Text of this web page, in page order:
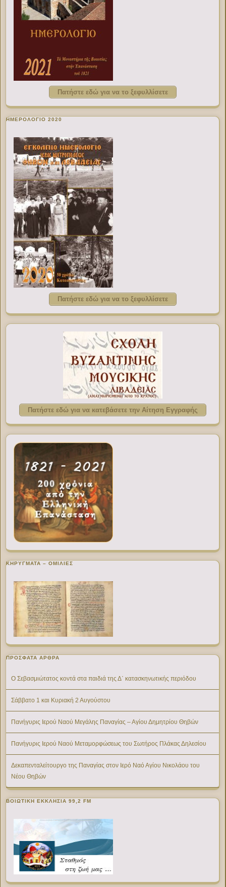
Πατήστε εδώ για να το ξεφυλλίσετε
ΗΜΕΡΟΛΟΓΙΟ 2020
Πατήστε εδώ για να το ξεφυλλίσετε
Πατήστε εδώ για να κατεβάσετε την Αίτηση Εγγραφής
ΚΗΡΥΓΜΑΤΑ – ΟΜΙΛΙΕΣ
ΠΡΌΣΦΑΤΑ ΆΡΘΡΑ
Ο Σεβασμιώτατος κοντά στα παιδιά της Δ΄ κατασκηνωτικής περιόδου
Σάββατο 1 και Κυριακή 2 Αυγούστου
Πανήγυρις Ιερού Ναού Μεγάλης Παναγίας – Αγίου Δημητρίου Θηβών
Πανήγυρις Ιερού Ναού Μεταμορφώσεως του Σωτήρος Πλάκας Δηλεσίου
Δεκαπενταλείτουργο της Παναγίας στον Ιερό Ναό Αγίου Νικολάου του
Νέου Θηβών
ΒΟΙΩΤΙΚΉ ΕΚΚΛΗΣΊΑ 99,2 FM